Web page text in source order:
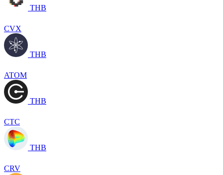
THB
CVX
THB
ATOM
THB
CTC
THB
CRV